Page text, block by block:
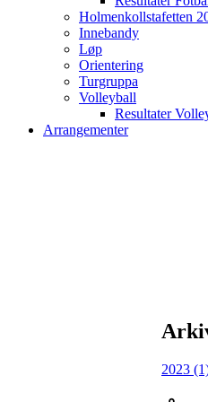
Holmenkollstafetten
Innebandy
Løp
Orientering
Turgruppa
Volleyball
Resultater
Arrangementer
2023